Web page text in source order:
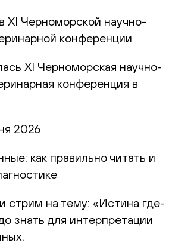
XI Черноморской научно-
конференции
XI Черноморская научно-
конференция в
2026
как правильно читать и
стрим на тему: «Истина где-
знать для интерпретации